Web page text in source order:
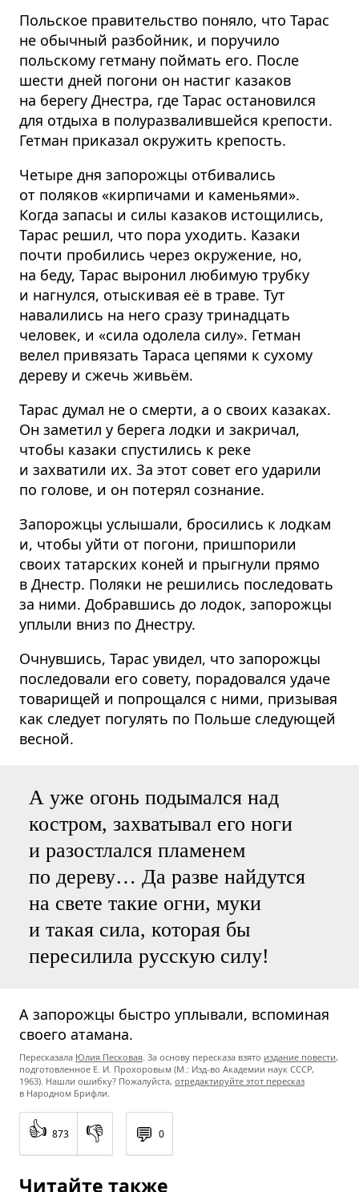
Польское правительство поняло, что Тарас
не обычный разбойник, и поручило
польскому гетману поймать его. После
шести дней погони он настиг казаков
на берегу Днестра, где Тарас остановился
для отдыха в полуразвалившейся крепости.
Гетман приказал окружить крепость.
Четыре дня запорожцы отбивались
от поляков «кирпичами и каменьями».
Когда запасы и силы казаков истощились,
Тарас решил, что пора уходить. Казаки
почти пробились через окружение, но,
на беду, Тарас выронил любимую трубку
и нагнулся, отыскивая её в траве. Тут
навалились на него сразу тринадцать
человек, и «сила одолела силу». Гетман
велел привязать Тараса цепями к сухому
дереву и сжечь живьём.
Тарас думал не о смерти, а о своих казаках.
Он заметил у берега лодки и закричал,
чтобы казаки спустились к реке
и захватили их. За этот совет его ударили
по голове, и он потерял сознание.
Запорожцы услышали, бросились к лодкам
и, чтобы уйти от погони, пришпорили
своих татарских коней и прыгнули прямо
в Днестр. Поляки не решились последовать
за ними. Добравшись до лодок, запорожцы
уплыли вниз по Днестру.
Очнувшись, Тарас увидел, что запорожцы
последовали его совету, порадовался удаче
товарищей и попрощался с ними, призывая
как следует погулять по Польше следующей
весной.
А уже огонь подымался над
костром, захватывал его ноги
и разостлался пламенем
по дереву… Да разве найдутся
на свете такие огни, муки
и такая сила, которая бы
пересилила русскую силу!
А запорожцы быстро уплывали, вспоминая
своего атамана.
Пересказала Юлия Песковая . За основу пересказа взято издание повести,
подготовленное Е. И. Прохоровым (М.: Изд-во Академии наук СССР,
1963). Нашли ошибку? Пожалуйста, отредактируйте этот пересказ
в Народном Брифли.
👍 873 👎 💬 0
Читайте также